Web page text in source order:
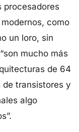
procesadores
como
un loro, sin
mucho más
de 64
de transistores y
algo